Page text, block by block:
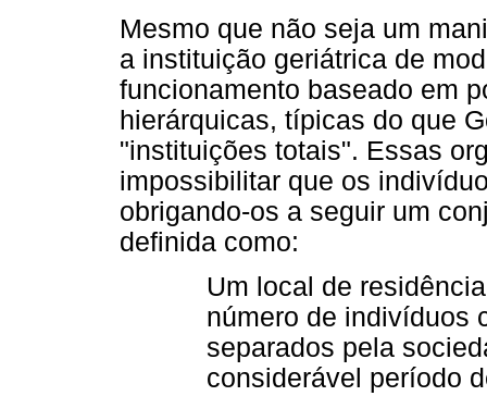
Mesmo que não seja um
a instituição geriátrica de
funcionamento baseado em
hierárquicas, típicas do que
"instituições totais". Essas
impossibilitar que os
obrigando-os a seguir um
definida como:
Um local de
número de indivíduos
separados pela
considerável período